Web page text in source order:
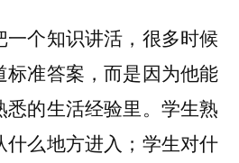
个知识讲活，很多时候
标准答案，而是因为他能
的生活经验里。学生熟
什么地方进入；学生对什